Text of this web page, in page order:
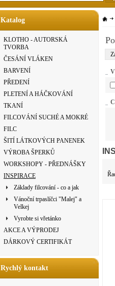
Katalog
KLOTHO - AUTORSKÁ
TVORBA
ČESÁNÍ VLÁKEN
BARVENÍ
PŘEDENÍ
PLETENÍ A HÁČKOVÁNÍ
TKANÍ
FILCOVÁNÍ SUCHÉ A MOKRÉ
FILC
ŠITÍ LÁTKOVÝCH PANENEK
VÝROBA ŠPERKŮ
WORKSHOPY - PŘEDNÁŠKY
INSPIRACE
Základy filcování - co a jak
Vánoční trpaslíčci "Malej" a
Velkej
Vyrobte si vřetánko
AKCE A VÝPRODEJ
DÁRKOVÝ CERTIFIKÁT
Rychlý kontakt